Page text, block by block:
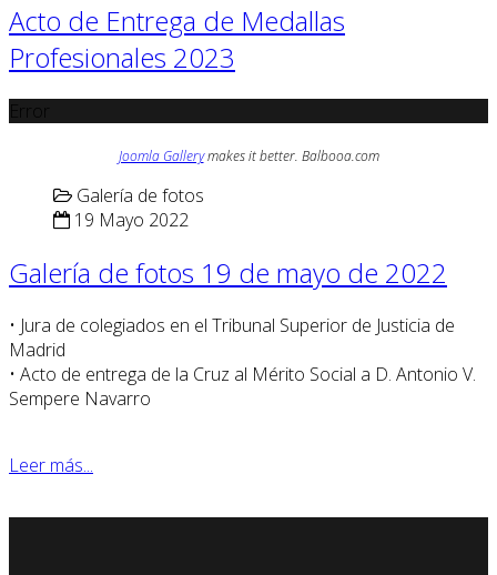
Acto de Entrega de Medallas
Profesionales 2023
Joomla Gallerymakes it better. Balbooa.com
Galería de fotos
19 Mayo 2022
Galería de fotos 19 de mayo de 2022
• Jura de colegiados en el Tribunal Superior de Justicia de
Madrid
• Acto de entrega de la Cruz al Mérito Social a D. Antonio V.
Sempere Navarro
Leer más...